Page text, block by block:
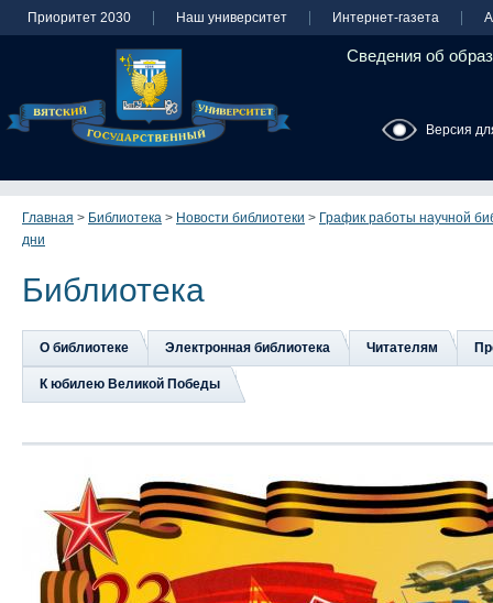
Приоритет 2030 Наш университет Интернет-газета
Сведения об
Версия
Главная > Библиотека > Новости библиотеки > График работы научной
дни
Библиотека
О библиотеке Электронная библиотека Читателям
К юбилею Великой Победы